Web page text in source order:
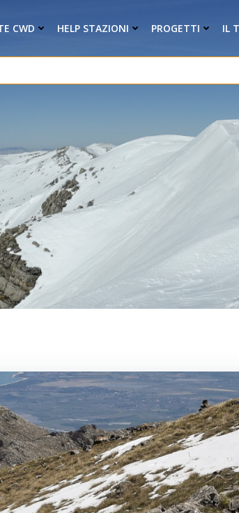
CWD HELP STAZIONI PROGETTI IL